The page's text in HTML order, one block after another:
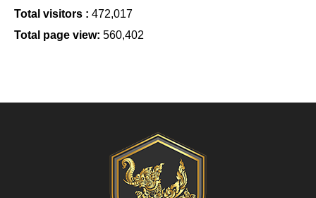
Total visitors : 472,017
Total page view: 560,402